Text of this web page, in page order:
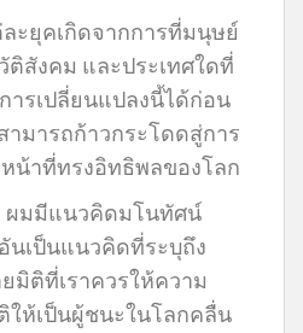
ะยุคเกิดจากการที่มนุษย์
สังคม และประเทศใดที่
รเปลี่ยนแปลงนี้ได้ก่อน
ามารถก้าวกระโดดสู่การ
น้าที่ทรงอิทธิพลของโลก
ผมมีแนวคิดมโนทัศน์
นเป็นแนวคิดที่ระบุถึง
มิติที่เราควรให้ความ
ให้เป็นผู้ชนะในโลกคลื่น